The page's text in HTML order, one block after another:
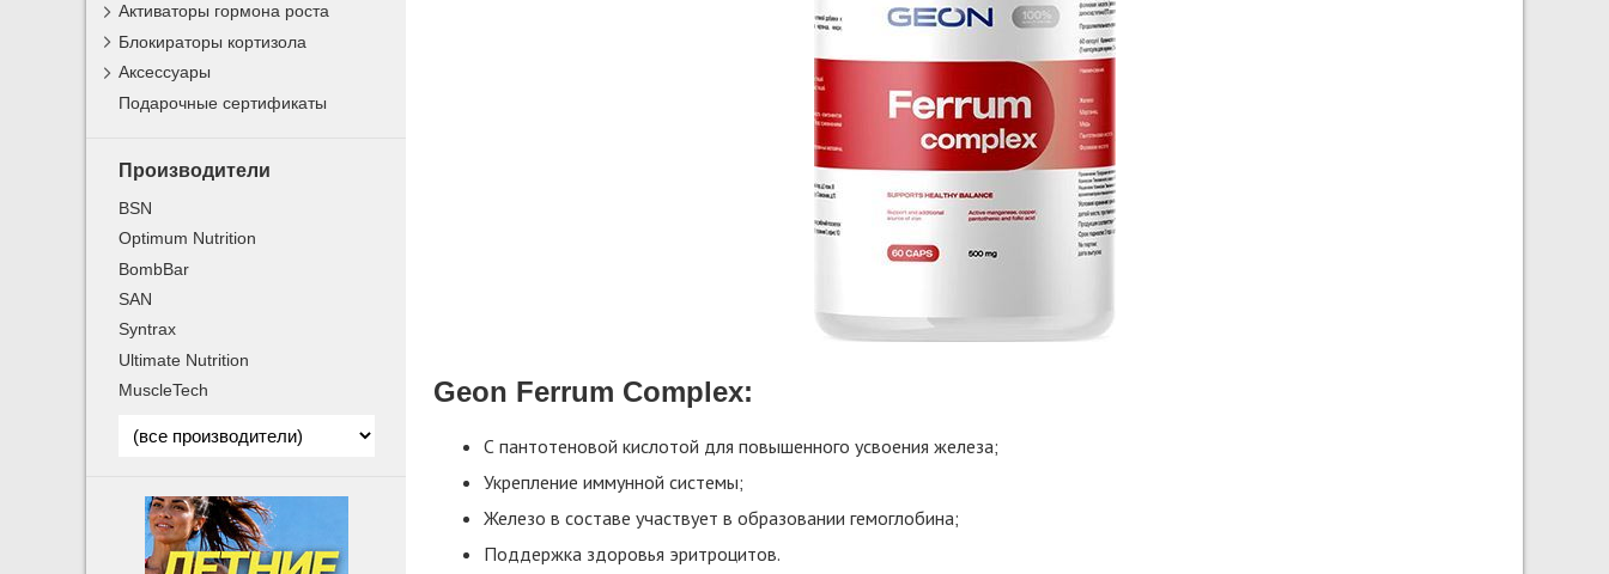
Geon Ferrum Complex:
С пантотеновой кислотой для повышенного усвоения железа;
Укрепление иммунной системы;
Железо в составе участвует в образовании гемоглобина;
Поддержка здоровья эритроцитов.
Активаторы гормона роста
Блокираторы кортизола
Аксессуары
Подарочные сертификаты
Производители
BSN
Optimum Nutrition
BombBar
SAN
Syntrax
Ultimate Nutrition
MuscleTech